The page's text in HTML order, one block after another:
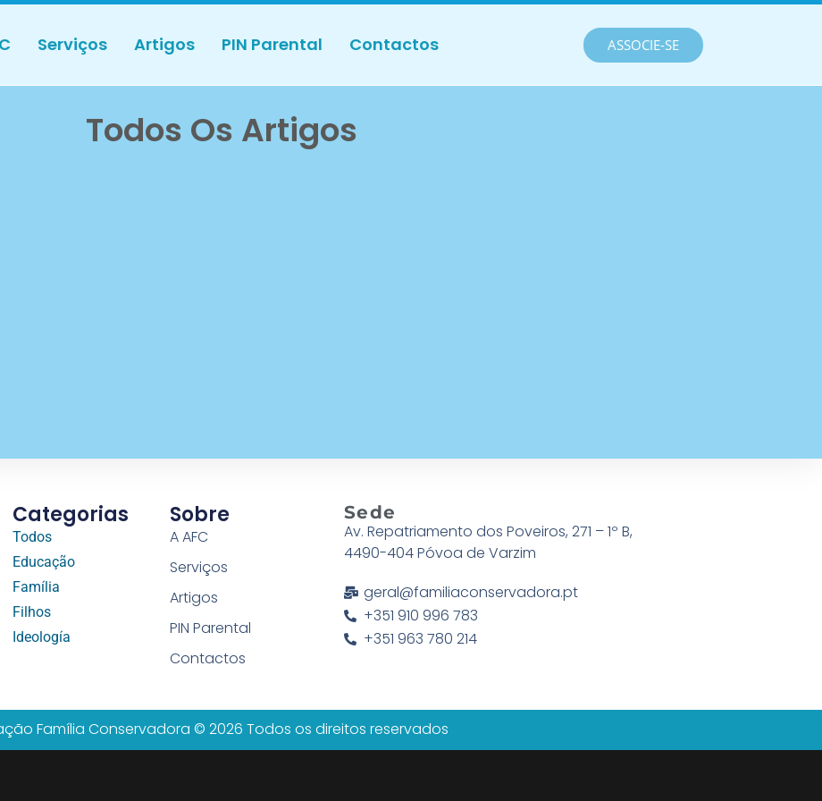
Serviços Artigos PIN Parental Contactos ASSOCIE-SE
Todos Os Artigos
Categorias
Todos
Educação
Família
Filhos
Ideología
Sobre
A AFC
Serviços
Artigos
PIN Parental
Contactos
Sede
Av. Repatriamento dos Poveiros, 271 – 1º B,
4490-404 Póvoa de Varzim
geral@familiaconservadora.pt
+351 910 996 783
+351 963 780 214
Família Conservadora © 2026 Todos os direitos reservados